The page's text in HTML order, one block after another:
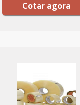
Cotar agora